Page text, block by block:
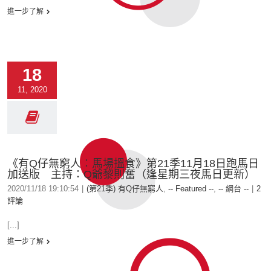
進一步了解
18
11, 2020
《有Q仔無窮人︰馬場搵食》第21季11月18日跑馬日
加送版 主持：Q爺黎則奮（逢星期三夜馬日更新）
2020/11/18 19:10:54 (第21季) 有Q仔無窮人, -- Featured --, -- 網台 --
2
評論
[...]
進一步了解